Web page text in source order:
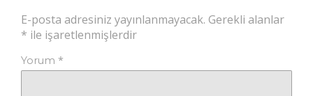
E-posta adresiniz yayınlanmayacak. Gerekli alanlar
* ile işaretlenmişlerdir
Yorum *